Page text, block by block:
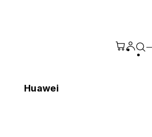
Huawei